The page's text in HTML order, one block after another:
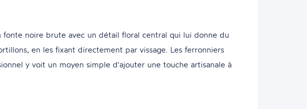
noire brute avec un détail floral central qui lui donne du
en les fixant directement par vissage. Les ferronniers
y voit un moyen simple d'ajouter une touche artisanale à